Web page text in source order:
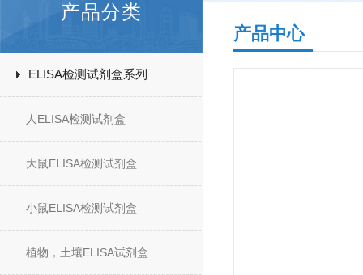
产品分类
ELISA检测试剂盒系列
人ELISA检测试剂盒
大鼠ELISA检测试剂盒
小鼠ELISA检测试剂盒
植物，土壤ELISA试剂盒
产品中心